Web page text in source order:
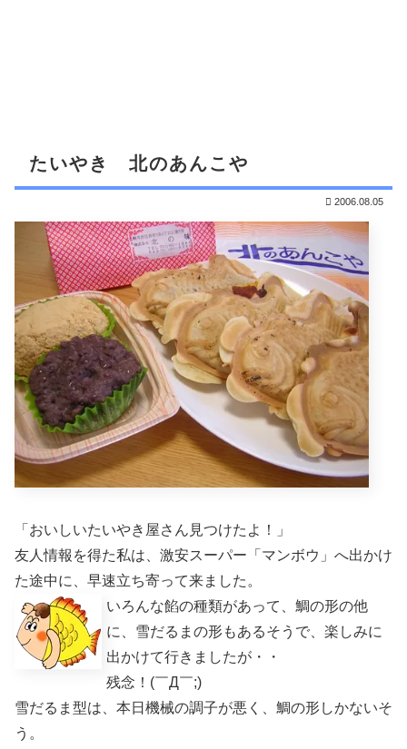
たいやき 北のあんこや
2006.08.05
「おいしいたいやき屋さん見つけたよ！」
友人情報を得た私は、激安スーパー「マンボウ」へ出かけ
た途中に、早速立ち寄って来ました。
いろんな餡の種類があって、鯛の形の他
に、雪だるまの形もあるそうで、楽しみに
出かけて行きましたが・・
残念！(￣Д￣;)
雪だるま型は、本日機械の調子が悪く、鯛の形しかないそ
う。